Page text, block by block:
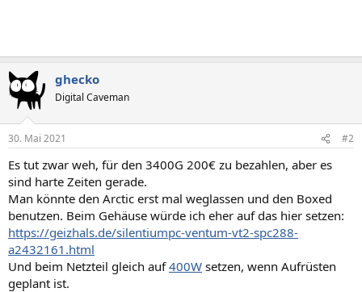
ghecko
Digital Caveman
30. Mai 2021 #2
Es tut zwar weh, für den 3400G 200€ zu bezahlen, aber es
sind harte Zeiten gerade.
Man könnte den Arctic erst mal weglassen und den Boxed
benutzen. Beim Gehäuse würde ich eher auf das hier setzen:
https://geizhals.de/silentiumpc-ventum-vt2-spc288-
a2432161.html
Und beim Netzteil gleich auf400W setzen, wenn Aufrüsten
geplant ist.